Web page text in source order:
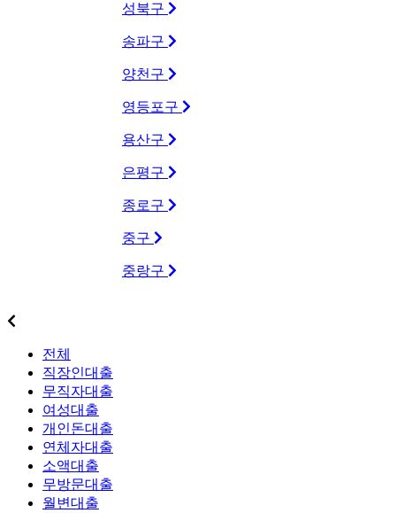
성북구
송파구
양천구
영등포구
용산구
은평구
종로구
중구
중랑구
전체
직장인대출
무직자대출
여성대출
개인돈대출
연체자대출
소액대출
무방문대출
월변대출